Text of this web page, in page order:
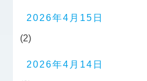
2026年4月15日
(2)
2026年4月14日